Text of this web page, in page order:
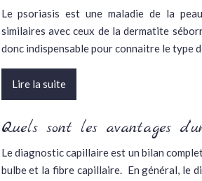
Le psoriasis est une maladie de la
similaires avec ceux de la dermatite
donc indispensable pour connaitre le type
Lire la suite
Quels sont les avantages
Le diagnostic capillaire est un bilan
bulbe et la fibre capillaire. En général, le